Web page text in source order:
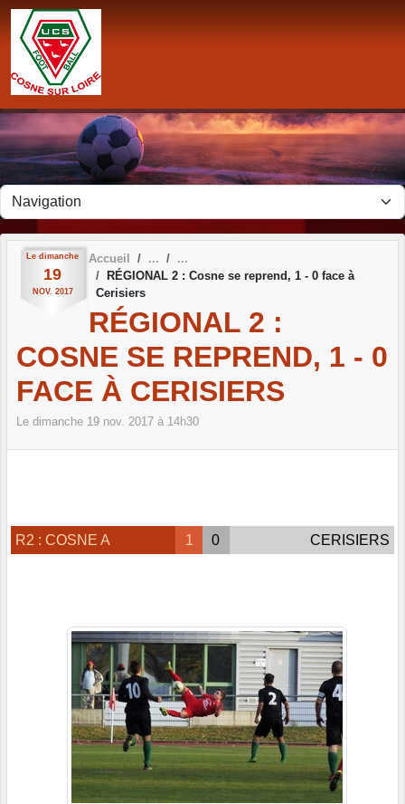
Le dimanche
19
NOV. 2017
Accueil
RÉGIONAL 2 : Cosne se reprend, 1 - 0 face à
Cerisiers
RÉGIONAL 2 :
COSNE SE REPREND, 1 - 0
FACE À CERISIERS
Le dimanche 19 nov. 2017 à 14h30
R2 : COSNE A 1 0 CERISIERS
Panneau de gestion des cookies